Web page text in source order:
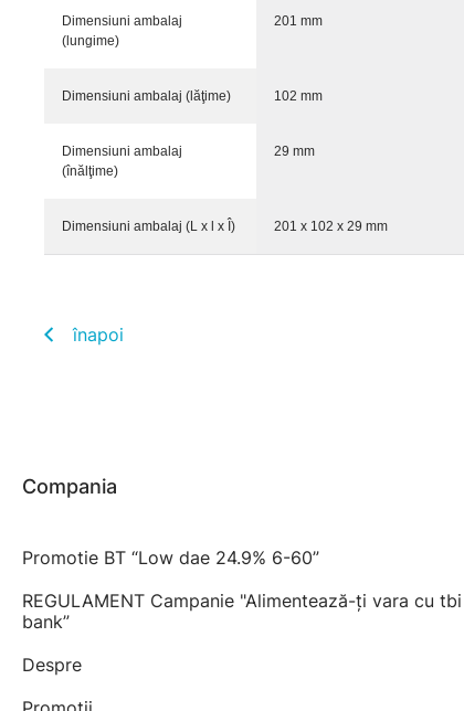
Dimensiuni ambalaj
(lungime)
201 mm
Dimensiuni ambalaj (lăţime) 102 mm
Dimensiuni ambalaj
(înălţime)
29 mm
Dimensiuni ambalaj (L x l x Î) 201 x 102 x 29 mm
înapoi
Compania
Promotie BT “Low dae 24.9% 6-60”
REGULAMENT Campanie "Alimentează-ți vara cu tbi
bank”
Despre